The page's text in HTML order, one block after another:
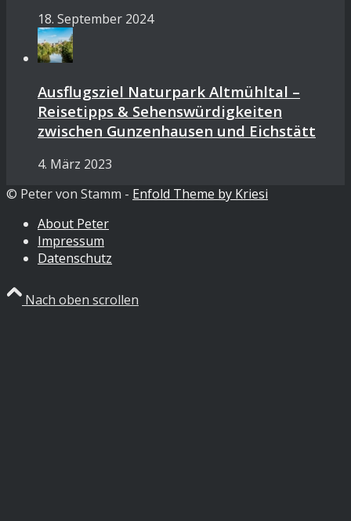
18. September 2024
Ausflugsziel Naturpark Altmühltal –
Reisetipps & Sehenswürdigkeiten
zwischen Gunzenhausen und Eichstätt
4. März 2023
© Peter von Stamm - Enfold Theme by Kriesi
About Peter
Impressum
Datenschutz
Nach oben scrollen